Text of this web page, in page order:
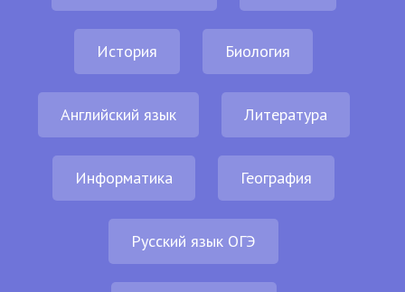
История Биология
Английский язык Литература
Информатика География
Русский язык ОГЭ